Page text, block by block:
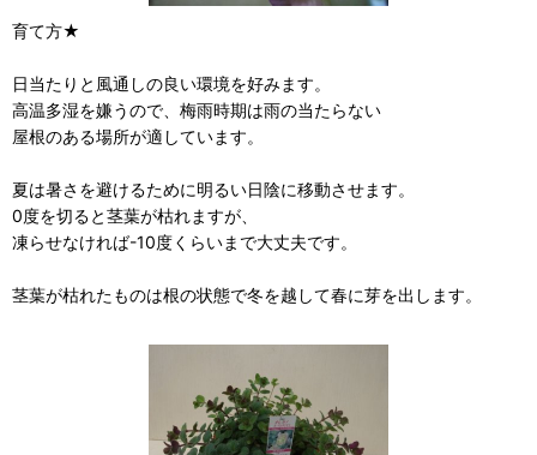
育て方★
日当たりと風通しの良い環境を好みます。
高温多湿を嫌うので、梅雨時期は雨の当たらない
屋根のある場所が適しています。
夏は暑さを避けるために明るい日陰に移動させます。
0度を切ると茎葉が枯れますが、
凍らせなければ-10度くらいまで大丈夫です。
茎葉が枯れたものは根の状態で冬を越して春に芽を出します。